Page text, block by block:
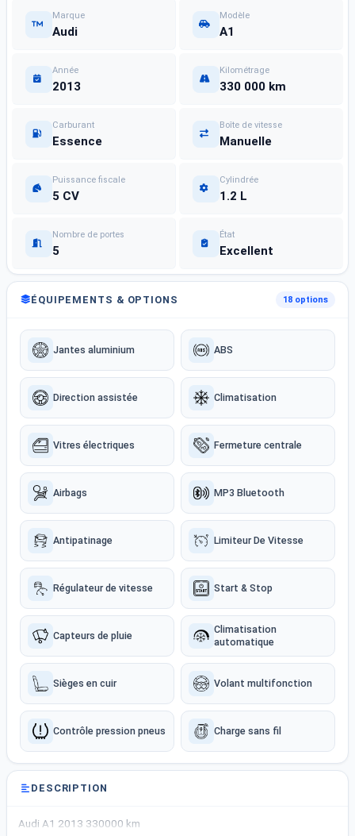
Marque
Audi
Modèle
A1
Année
2013
Kilométrage
330 000 km
Carburant
Essence
Boîte de vitesse
Manuelle
Puissance fiscale
5 CV
Cylindrée
1.2 L
Nombre de portes
5
État
Excellent
ÉQUIPEMENTS & OPTIONS 18 options
Jantes aluminium ABS
Direction assistée Climatisation
Vitres électriques Fermeture centrale
Airbags MP3 Bluetooth
Antipatinage Limiteur De Vitesse
Régulateur de vitesse Start & Stop
Capteurs de pluie
Climatisation
automatique
Sièges en cuir Volant multifonction
Contrôle pression pneus Charge sans fil
DESCRIPTION
Audi A1 2013 330000 km